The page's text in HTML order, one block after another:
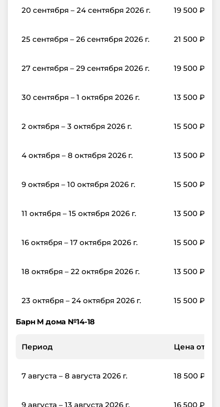
20 сентября – 24 сентября 2026 г. 19 500 ₽
25 сентября – 26 сентября 2026 г. 21 500 ₽
27 сентября – 29 сентября 2026 г. 19 500 ₽
30 сентября – 1 октября 2026 г. 13 500 ₽
2 октября – 3 октября 2026 г. 15 500 ₽
4 октября – 8 октября 2026 г. 13 500 ₽
9 октября – 10 октября 2026 г. 15 500 ₽
11 октября – 15 октября 2026 г. 13 500 ₽
16 октября – 17 октября 2026 г. 15 500 ₽
18 октября – 22 октября 2026 г. 13 500 ₽
23 октября – 24 октября 2026 г. 15 500 ₽
Барн М дома №14-18
Период Цена от, ₽/
7 августа – 8 августа 2026 г. 18 500 ₽
9 августа – 13 августа 2026 г. 16 500 ₽